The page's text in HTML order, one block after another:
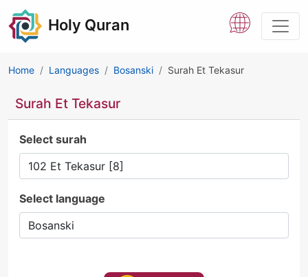
Holy Quran
Home Languages Bosanski Surah Et Tekasur
Surah Et Tekasur
Select surah
Select language